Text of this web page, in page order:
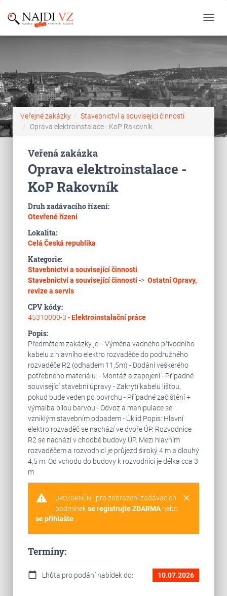
Veřejné zakázky
Stavebnictví a související činnosti
Oprava elektroinstalace - KoP Rakovník
Veřená zakázka
Oprava elektroinstalace -
KoP Rakovník
Druh zadávacího řízení:
Otevřené řízení
Lokalita:
Celá Česká republika
Kategorie:
Stavebnictví a související činnosti,
Stavebnictví a související činnosti -> OstatníOpravy,
revize a servis
CPV kódy:
45310000-3 -Elektroinstalační práce
Popis:
Předmětem zakázky je: - Výměna vadného přívodního
kabelu z hlavního elektro rozvaděče do podružného
rozvaděče R2 (odhadem 11,5m) - Dodání veškerého
potřebného materiálu. - Montáž a zapojení - Případné
související stavební úpravy - Zakrytí kabelu lištou,
pokud bude veden po povrchu - Případné začištění +
výmalba bílou barvou - Odvoz a manipulace se
vzniklým stavebním odpadem - Úklid Popis: Hlavní
elektro rozvaděč se nachází ve dvoře ÚP. Rozvodnice
R2 se nachází v chodbě budovy ÚP. Mezi hlavním
rozvaděčem a rozvodnicí je průjezd široký 4 m a dlouhý
4,5 m. Od vchodu do budovy k rozvodnici je délka cca 3
m
warning clear
UPOZORNĚNÍ: pro zobrazení zadávacích
podmínekse registrujte ZDARMAnebo
se přihlašte.
Termíny:
calendar_today Lhůta pro podání nabídek do: 10.07.2026